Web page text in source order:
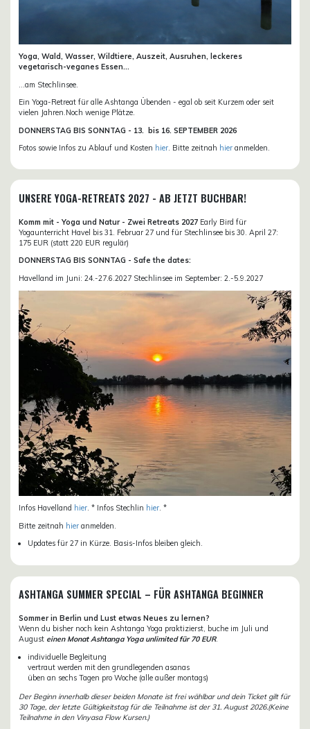
Yoga, Wald, Wasser, Wildtiere, Auszeit, Ausruhen, leckeres
vegetarisch-veganes Essen...
...am Stechlinsee.
Ein Yoga-Retreat für alle Ashtanga Übenden - egal ob seit Kurzem oder seit
vielen Jahren.Noch wenige Plätze.
DONNERSTAG BIS SONNTAG - 13. bis 16. SEPTEMBER 2026
Fotos sowie Infos zu Ablauf und Kosten hier. Bitte zeitnah hier anmelden.
UNSERE YOGA-RETREATS 2027 - AB JETZT BUCHBAR!
Komm mit - Yoga und Natur - Zwei Retreats 2027 Early Bird für
Yogaunterricht Havel bis 31. Februar 27 und für Stechlinsee bis 30. April 27:
175 EUR (statt 220 EUR regulär)
DONNERSTAG BIS SONNTAG - Safe the dates:
Havelland im Juni: 24.-27.6.2027 Stechlinsee im September: 2.-5.9.2027
Infos Havelland hier. * Infos Stechlin hier. *
Bitte zeitnah hier anmelden.
Updates für 27 in Kürze. Basis-Infos bleiben gleich.
ASHTANGA SUMMER SPECIAL – FÜR ASHTANGA BEGINNER
Sommer in Berlin und Lust etwas Neues zu lernen?
Wenn du bisher noch kein Ashtanga Yoga praktizierst, buche im Juli und
August einen Monat Ashtanga Yoga unlimited für 70 EUR.
individuelle Begleitung
vertraut werden mit den grundlegenden asanas
üben an sechs Tagen pro Woche (alle außer montags)
Der Beginn innerhalb dieser beiden Monate ist frei wählbar und dein Ticket gilt für
30 Tage, der letzte Gültigkeitstag für die Teilnahme ist der 31. August 2026.(Keine
Teilnahme in den Vinyasa Flow Kursen.)